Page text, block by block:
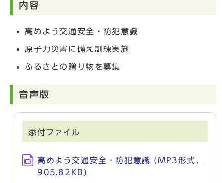
内容
高めよう交通安全・防犯意識
原子力災害に備え訓練実施
ふるさとの贈り物を募集
音声版
添付ファイル
高めよう交通安全・防犯意識 (MP3形式、
905.82KB)